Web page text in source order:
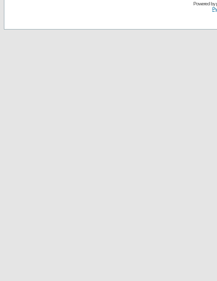
Powered by